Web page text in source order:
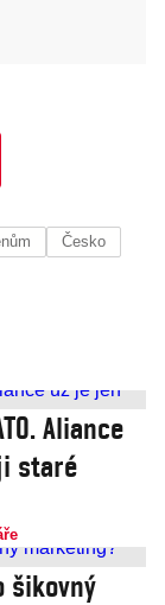
Česko
Aliance
staré
šikovný